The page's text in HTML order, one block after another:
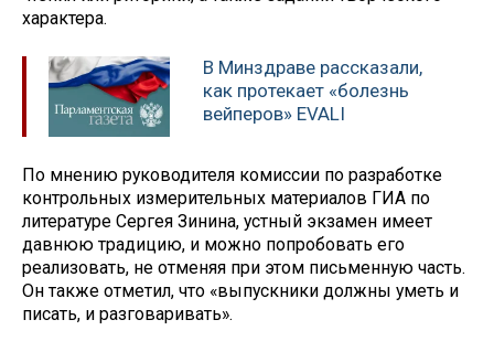
характера.
В Минздраве рассказали,
как протекает «болезнь
вейперов» EVALI
По мнению руководителя комиссии по разработке
контрольных измерительных материалов ГИА по
литературе Сергея Зинина, устный экзамен имеет
давнюю традицию, и можно попробовать его
реализовать, не отменяя при этом письменную часть.
Он также отметил, что «выпускники должны уметь и
писать, и разговаривать».